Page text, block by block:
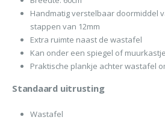
Handmatig verstelbaar doormiddel
stappen van 12mm
Extra ruimte naast de wastafel
Kan onder een spiegel of
Praktische plankje achter wastafel
Standaard uitrusting
Wastafel